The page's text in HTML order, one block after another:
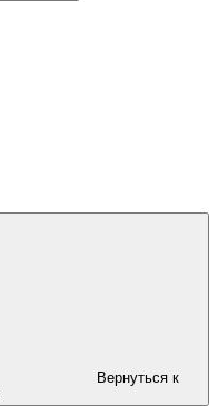
Вернуться к